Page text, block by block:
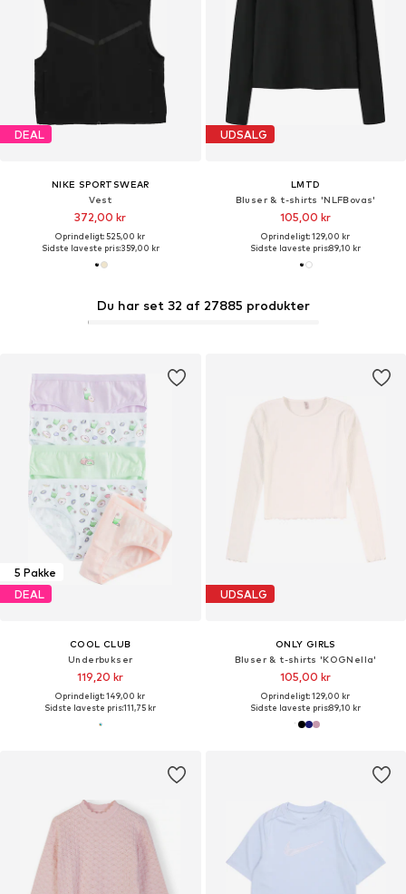
DEAL
NIKE SPORTSWEAR
Vest
372,00 kr
Oprindeligt: 525,00 kr
Sidste laveste pris:359,00 kr
UDSALG
LMTD
Bluser & t-shirts 'NLFBovas'
105,00 kr
Oprindeligt: 129,00 kr
Sidste laveste pris:89,10 kr
Du har set 32 af 27885 produkter
5 Pakke
DEAL
COOL CLUB
Underbukser
119,20 kr
Oprindeligt: 149,00 kr
Sidste laveste pris:111,75 kr
UDSALG
ONLY GIRLS
Bluser & t-shirts 'KOGNella'
105,00 kr
Oprindeligt: 129,00 kr
Sidste laveste pris:89,10 kr